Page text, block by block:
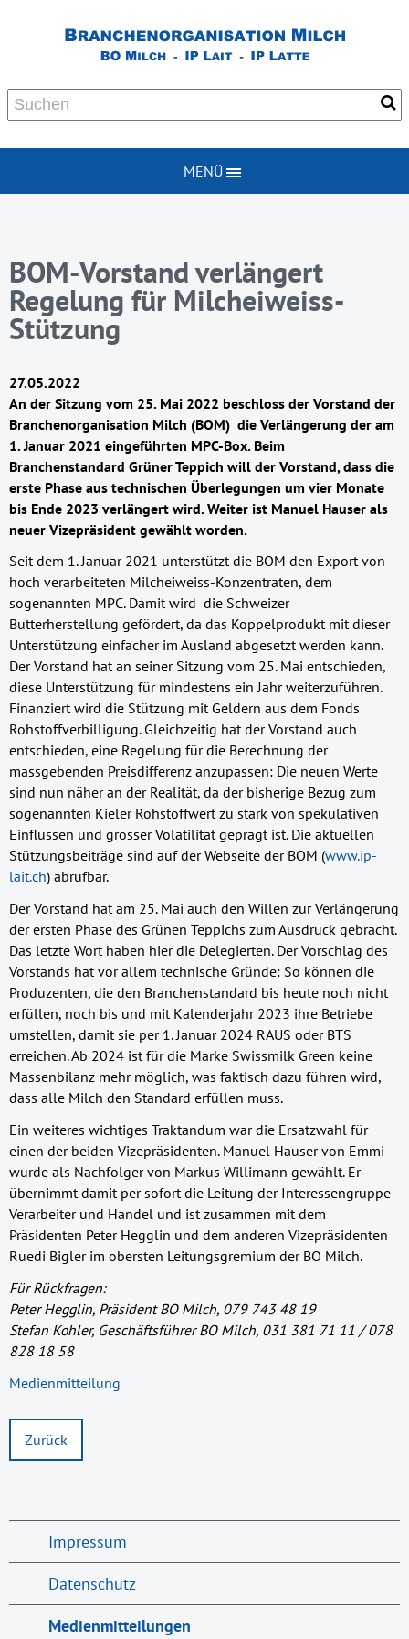
MENÜ
BOM-Vorstand verlängert
Regelung für Milcheiweiss-
Stützung
27.05.2022
An der Sitzung vom 25. Mai 2022 beschloss der Vorstand der
Branchenorganisation Milch (BOM) die Verlängerung der am
1. Januar 2021 eingeführten MPC-Box. Beim
Branchenstandard Grüner Teppich will der Vorstand, dass die
erste Phase aus technischen Überlegungen um vier Monate
bis Ende 2023 verlängert wird. Weiter ist Manuel Hauser als
neuer Vizepräsident gewählt worden.
Seit dem 1. Januar 2021 unterstützt die BOM den Export von
hoch verarbeiteten Milcheiweiss-Konzentraten, dem
sogenannten MPC. Damit wird die Schweizer
Butterherstellung gefördert, da das Koppelprodukt mit dieser
Unterstützung einfacher im Ausland abgesetzt werden kann.
Der Vorstand hat an seiner Sitzung vom 25. Mai entschieden,
diese Unterstützung für mindestens ein Jahr weiterzuführen.
Finanziert wird die Stützung mit Geldern aus dem Fonds
Rohstoffverbilligung. Gleichzeitig hat der Vorstand auch
entschieden, eine Regelung für die Berechnung der
massgebenden Preisdifferenz anzupassen: Die neuen Werte
sind nun näher an der Realität, da der bisherige Bezug zum
sogenannten Kieler Rohstoffwert zu stark von spekulativen
Einflüssen und grosser Volatilität geprägt ist. Die aktuellen
Stützungsbeiträge sind auf der Webseite der BOM (www.ip-
lait.ch) abrufbar.
Der Vorstand hat am 25. Mai auch den Willen zur Verlängerung
der ersten Phase des Grünen Teppichs zum Ausdruck gebracht.
Das letzte Wort haben hier die Delegierten. Der Vorschlag des
Vorstands hat vor allem technische Gründe: So können die
Produzenten, die den Branchenstandard bis heute noch nicht
erfüllen, noch bis und mit Kalenderjahr 2023 ihre Betriebe
umstellen, damit sie per 1. Januar 2024 RAUS oder BTS
erreichen. Ab 2024 ist für die Marke Swissmilk Green keine
Massenbilanz mehr möglich, was faktisch dazu führen wird,
dass alle Milch den Standard erfüllen muss.
Ein weiteres wichtiges Traktandum war die Ersatzwahl für
einen der beiden Vizepräsidenten. Manuel Hauser von Emmi
wurde als Nachfolger von Markus Willimann gewählt. Er
übernimmt damit per sofort die Leitung der Interessengruppe
Verarbeiter und Handel und ist zusammen mit dem
Präsidenten Peter Hegglin und dem anderen Vizepräsidenten
Ruedi Bigler im obersten Leitungsgremium der BO Milch.
Für Rückfragen:
Peter Hegglin, Präsident BO Milch, 079 743 48 19
Stefan Kohler, Geschäftsführer BO Milch, 031 381 71 11 / 078
828 18 58
Medienmitteilung
Zurück
Impressum
Datenschutz
Medienmitteilungen